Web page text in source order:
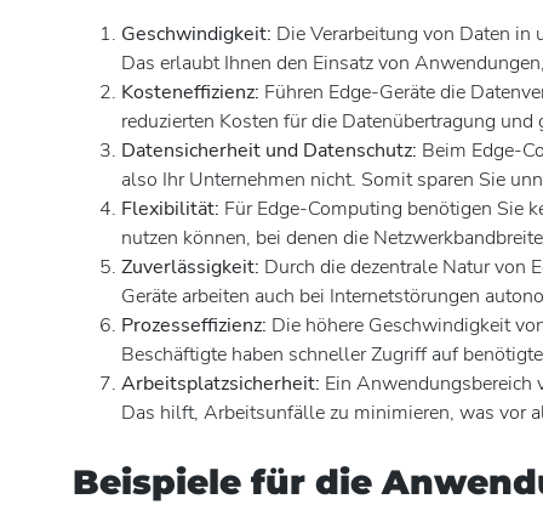
Geschwindigkeit: Die Verarbeitung von Daten in
Das erlaubt Ihnen den Einsatz von
Kosteneffizienz: Führen Edge-Geräte die
reduzierten Kosten für die Datenübertragung
Datensicherheit und Datenschutz: Beim Edge-
also Ihr Unternehmen nicht. Somit sparen Sie
Flexibilität: Für Edge-Computing benötigen Sie
nutzen können, bei denen die
Zuverlässigkeit: Durch die dezentrale Natur von
Geräte arbeiten auch bei Internetstörungen
Prozesseffizienz: Die höhere Geschwindigkeit
Beschäftigte haben schneller Zugriff auf
Arbeitsplatzsicherheit: Ein Anwendungsbereich
Das hilft, Arbeitsunfälle zu minimieren, was vor
Beispiele für die